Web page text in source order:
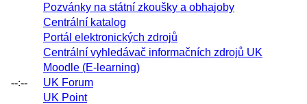
--:--
Pozvánky na státní zkoušky a obhajoby
Centrální katalog
Portál elektronických zdrojů
Centrální vyhledávač informačních zdrojů UK
Moodle (E-learning)
UK Forum
UK Point